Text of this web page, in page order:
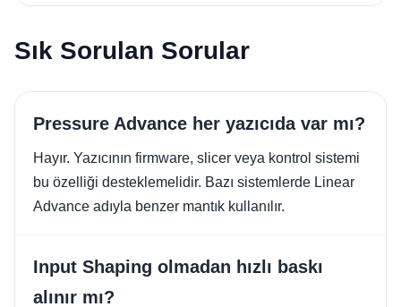
Sık Sorulan Sorular
Pressure Advance her yazıcıda var mı?
Hayır. Yazıcının firmware, slicer veya kontrol sistemi
bu özelliği desteklemelidir. Bazı sistemlerde Linear
Advance adıyla benzer mantık kullanılır.
Input Shaping olmadan hızlı baskı
alınır mı?